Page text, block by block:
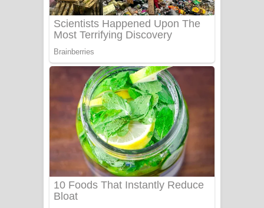
සෝසා ගීතයේ පද පෙළ
Heavy Weight Song Lyrics
Aye Lanweela Song Lyrics - ආයේ
ලංවීලා ගීතයේ පද පෙළ
Ala purannata Song Lyrics - ආල
පුරන්නට ගීතයේ පද පෙළ
FEVER DREAM Lyrics - Alex Warren
BTS : Hooligan Lyrics